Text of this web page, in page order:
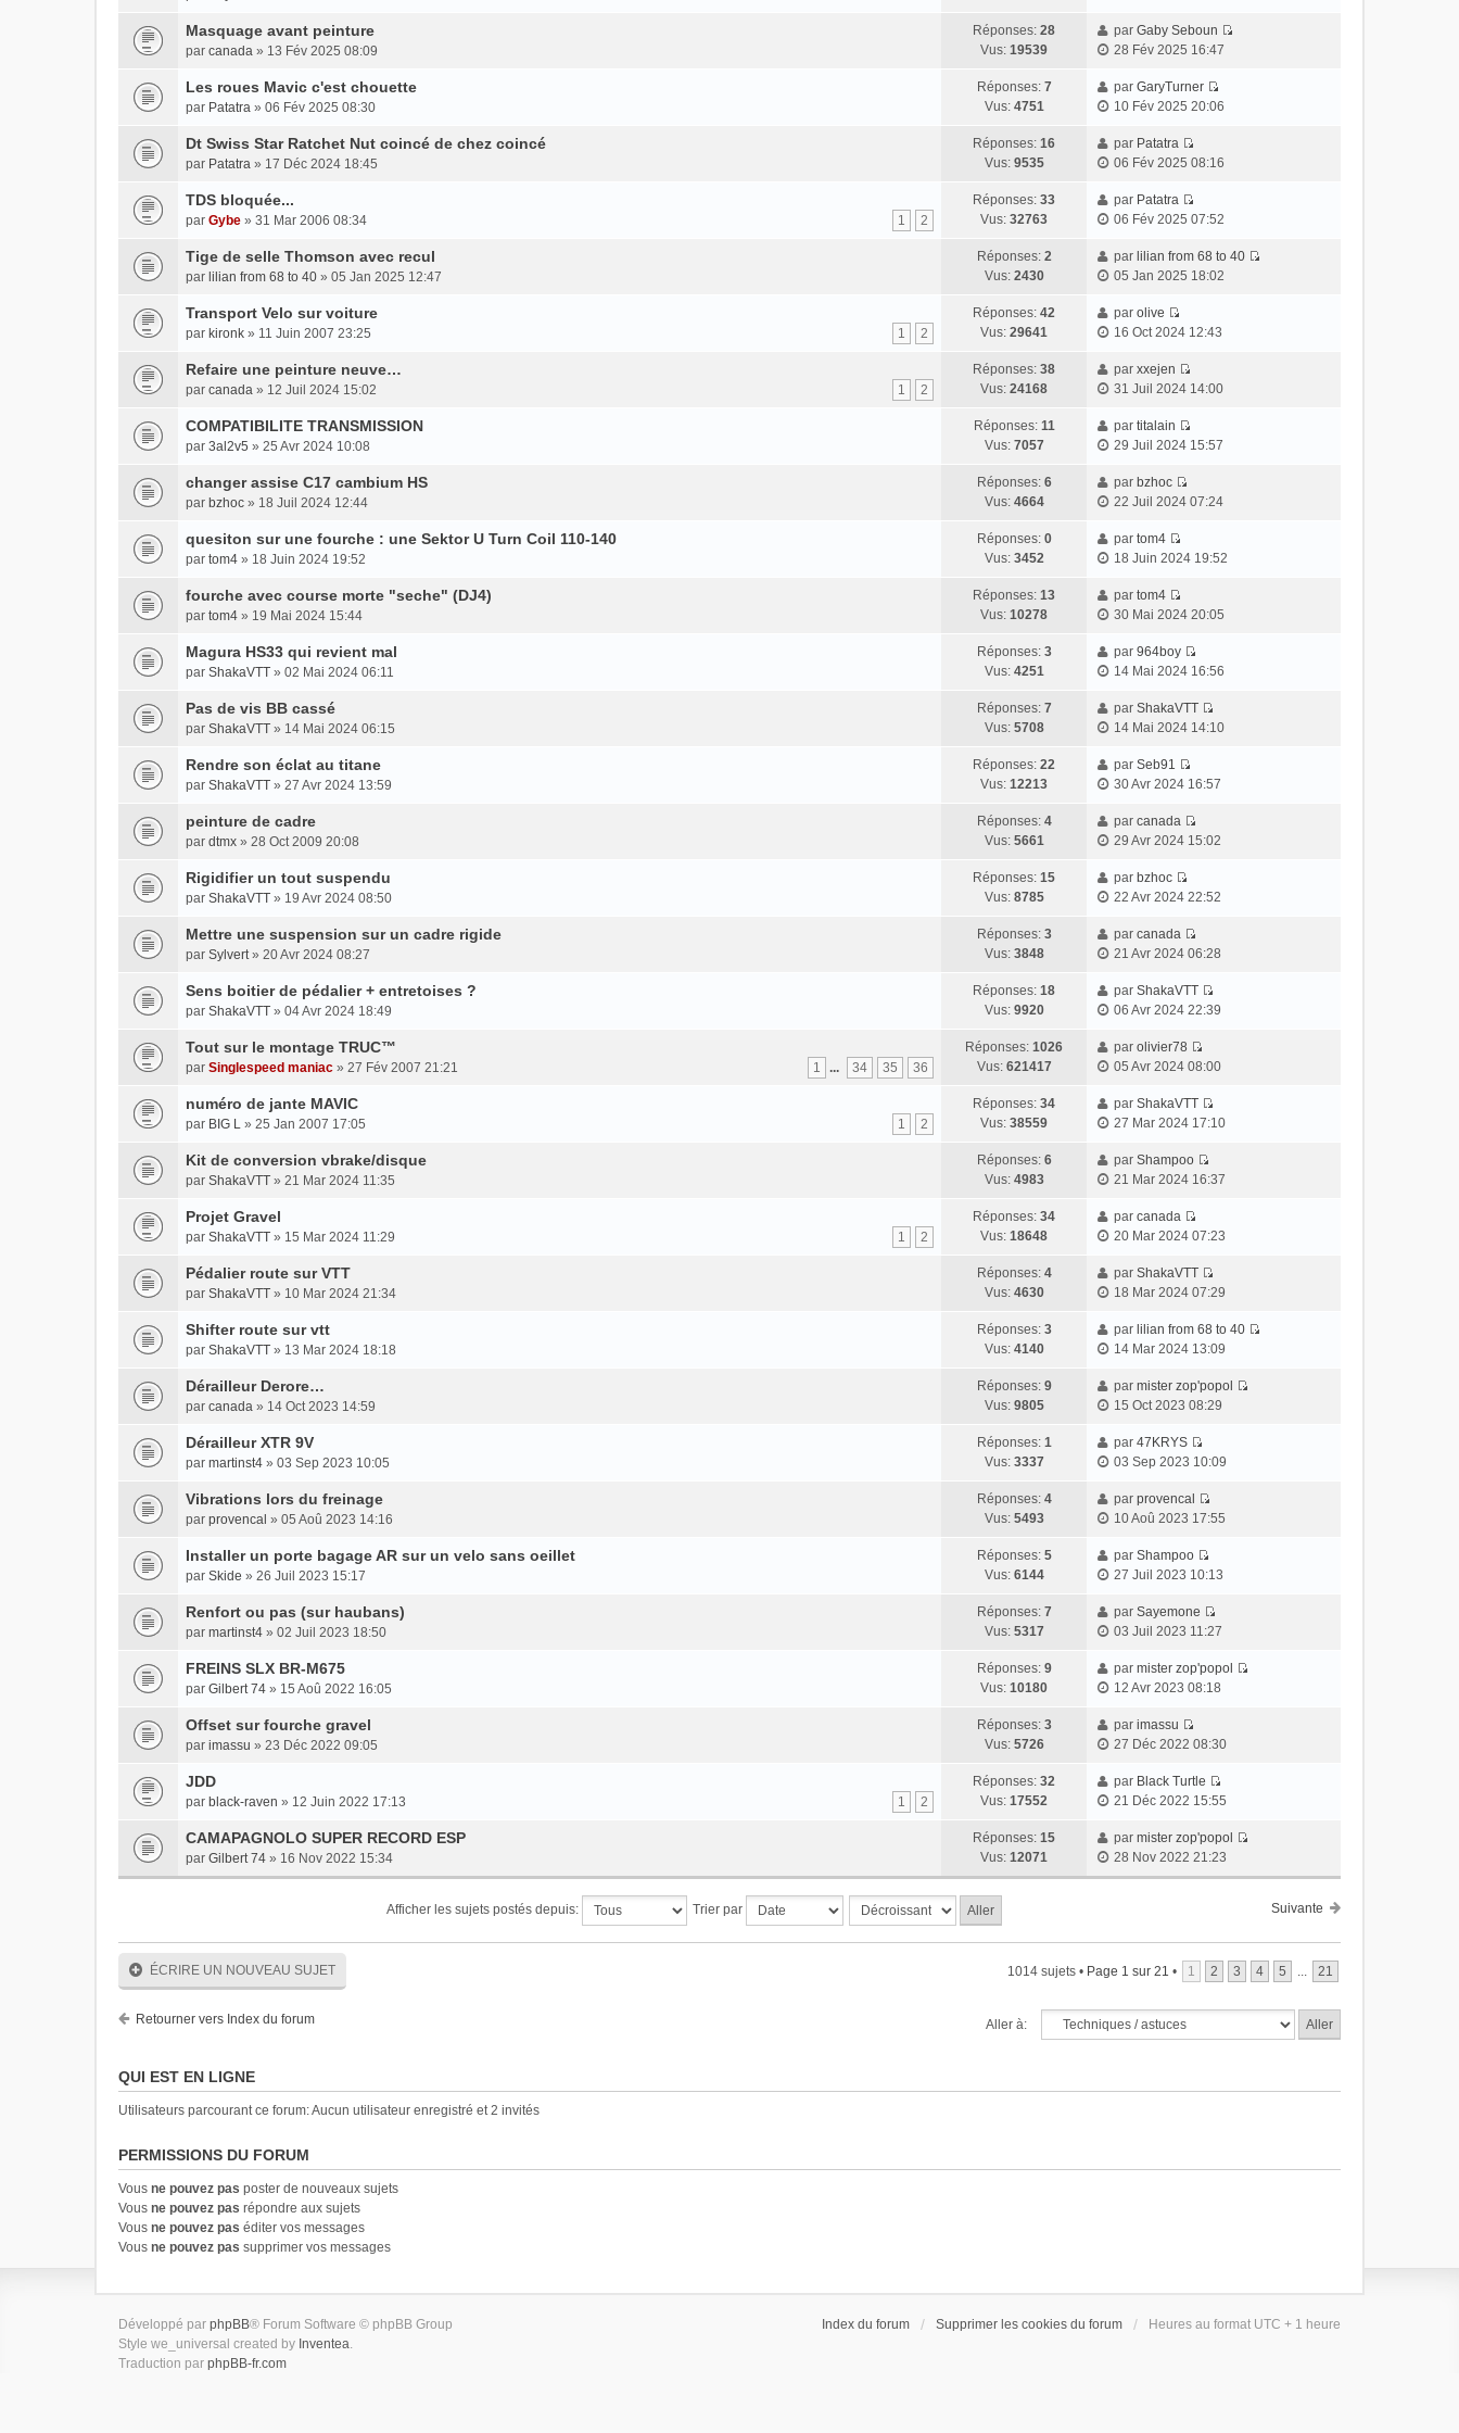
Masquage avant peinture
par canada » 13 Fév 2025 08:09
Réponses: 28
Vus: 19539
parGaby Seboun
28 Fév 2025 16:47
Les roues Mavic c'est chouette
par Patatra » 06 Fév 2025 08:30
Réponses: 7
Vus: 4751
parGaryTurner
10 Fév 2025 20:06
Dt Swiss Star Ratchet Nut coincé de chez coincé
par Patatra » 17 Déc 2024 18:45
Réponses: 16
Vus: 9535
par Patatra
06 Fév 2025 08:16
TDS bloquée...
1 2
par Gybe » 31 Mar 2006 08:34
Réponses: 33
Vus: 32763
par Patatra
06 Fév 2025 07:52
Tige de selle Thomson avec recul
par lilian from 68 to 40 » 05 Jan 2025 12:47
Réponses: 2
Vus: 2430
par lilian from 68 to 40
05 Jan 2025 18:02
Transport Velo sur voiture
1 2
par kironk » 11 Juin 2007 23:25
Réponses: 42
Vus: 29641
parolive
16 Oct 2024 12:43
Refaire une peinture neuve…
1 2
par canada » 12 Juil 2024 15:02
Réponses: 38
Vus: 24168
parxxejen
31 Juil 2024 14:00
COMPATIBILITE TRANSMISSION
par 3al2v5 » 25 Avr 2024 10:08
Réponses: 11
Vus: 7057
partitalain
29 Juil 2024 15:57
changer assise C17 cambium HS
par bzhoc » 18 Juil 2024 12:44
Réponses: 6
Vus: 4664
par bzhoc
22 Juil 2024 07:24
quesiton sur une fourche : une Sektor U Turn Coil 110-140
par tom4 » 18 Juin 2024 19:52
Réponses: 0
Vus: 3452
partom4
18 Juin 2024 19:52
fourche avec course morte "seche" (DJ4)
par tom4 » 19 Mai 2024 15:44
Réponses: 13
Vus: 10278
partom4
30 Mai 2024 20:05
Magura HS33 qui revient mal
par ShakaVTT » 02 Mai 2024 06:11
Réponses: 3
Vus: 4251
par964boy
14 Mai 2024 16:56
Pas de vis BB cassé
par ShakaVTT » 14 Mai 2024 06:15
Réponses: 7
Vus: 5708
parShakaVTT
14 Mai 2024 14:10
Rendre son éclat au titane
par ShakaVTT » 27 Avr 2024 13:59
Réponses: 22
Vus: 12213
parSeb91
30 Avr 2024 16:57
peinture de cadre
par dtmx » 28 Oct 2009 20:08
Réponses: 4
Vus: 5661
parcanada
29 Avr 2024 15:02
Rigidifier un tout suspendu
par ShakaVTT » 19 Avr 2024 08:50
Réponses: 15
Vus: 8785
par bzhoc
22 Avr 2024 22:52
Mettre une suspension sur un cadre rigide
par Sylvert» 20 Avr 2024 08:27
Réponses: 3
Vus: 3848
parcanada
21 Avr 2024 06:28
Sens boitier de pédalier + entretoises ?
par ShakaVTT » 04 Avr 2024 18:49
Réponses: 18
Vus: 9920
parShakaVTT
06 Avr 2024 22:39
Tout sur le montage TRUC™
1 ... 34 35 36
par Singlespeed maniac » 27 Fév 2007 21:21
Réponses: 1026
Vus: 621417
parolivier78
05 Avr 2024 08:00
numéro de jante MAVIC
1 2
par BIG L » 25 Jan 2007 17:05
Réponses: 34
Vus: 38559
parShakaVTT
27 Mar 2024 17:10
Kit de conversion vbrake/disque
par ShakaVTT » 21 Mar 2024 11:35
Réponses: 6
Vus: 4983
parShampoo
21 Mar 2024 16:37
Projet Gravel
1 2
par ShakaVTT » 15 Mar 2024 11:29
Réponses: 34
Vus: 18648
parcanada
20 Mar 2024 07:23
Pédalier route sur VTT
par ShakaVTT » 10 Mar 2024 21:34
Réponses: 4
Vus: 4630
parShakaVTT
18 Mar 2024 07:29
Shifter route sur vtt
par ShakaVTT » 13 Mar 2024 18:18
Réponses: 3
Vus: 4140
par lilian from 68 to 40
14 Mar 2024 13:09
Dérailleur Derore…
par canada » 14 Oct 2023 14:59
Réponses: 9
Vus: 9805
parmister zop'popol
15 Oct 2023 08:29
Dérailleur XTR 9V
par martinst4 » 03 Sep 2023 10:05
Réponses: 1
Vus: 3337
par47KRYS
03 Sep 2023 10:09
Vibrations lors du freinage
par provencal » 05 Aoû 2023 14:16
Réponses: 4
Vus: 5493
parprovencal
10 Aoû 2023 17:55
Installer un porte bagage AR sur un velo sans oeillet
par Skide » 26 Juil 2023 15:17
Réponses: 5
Vus: 6144
parShampoo
27 Juil 2023 10:13
Renfort ou pas (sur haubans)
par martinst4 » 02 Juil 2023 18:50
Réponses: 7
Vus: 5317
parSayemone
03 Juil 2023 11:27
FREINS SLX BR-M675
par Gilbert 74 » 15 Aoû 2022 16:05
Réponses: 9
Vus: 10180
parmister zop'popol
12 Avr 2023 08:18
Offset sur fourche gravel
par imassu » 23 Déc 2022 09:05
Réponses: 3
Vus: 5726
parimassu
27 Déc 2022 08:30
JDD
1 2
par black-raven » 12 Juin 2022 17:13
Réponses: 32
Vus: 17552
par Black Turtle
21 Déc 2022 15:55
CAMAPAGNOLO SUPER RECORD ESP
par Gilbert 74 » 16 Nov 2022 15:34
Réponses: 15
Vus: 12071
parmister zop'popol
28 Nov 2022 21:23
Suivante
Afficher les sujets postés depuis: Trier par
ÉCRIRE UN NOUVEAU SUJET 1014 sujets • Page 1 sur 21 • 1 2 3 4 5 ... 21
Retourner vers Index du forum Aller à:
QUI EST EN LIGNE
Utilisateurs parcourant ce forum: Aucun utilisateur enregistré et 2 invités
PERMISSIONS DU FORUM
Vous ne pouvez pas poster de nouveaux sujets
Vous ne pouvez pas répondre aux sujets
Vous ne pouvez pas éditer vos messages
Vous ne pouvez pas supprimer vos messages
Index du forum Supprimer les cookies du forum Heures au format UTC + 1 heure
Développé par phpBB® Forum Software © phpBB Group
Style we_universal created by Inventea.
Traduction par phpBB-fr.com